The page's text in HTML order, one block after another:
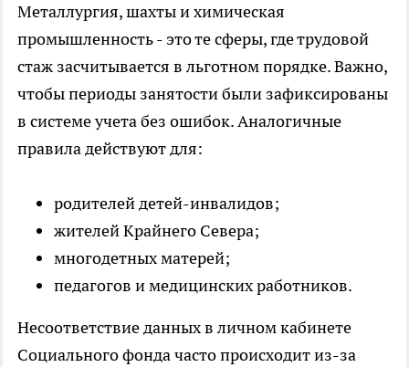
Металлургия, шахты и химическая
промышленность - это те сферы, где трудовой
стаж засчитывается в льготном порядке. Важно,
чтобы периоды занятости были зафиксированы
в системе учета без ошибок. Аналогичные
правила действуют для:
родителей детей-инвалидов;
жителей Крайнего Севера;
многодетных матерей;
педагогов и медицинских работников.
Несоответствие данных в личном кабинете
Социального фонда часто происходит из-за